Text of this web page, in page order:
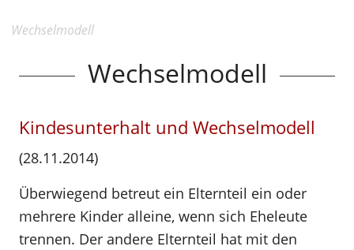
Wechselmodell
Wechselmodell
Kindesunterhalt und Wechselmodell
(28.11.2014)
Überwiegend betreut ein Elternteil ein oder
mehrere Kinder alleine, wenn sich Eheleute
trennen. Der andere Elternteil hat mit den